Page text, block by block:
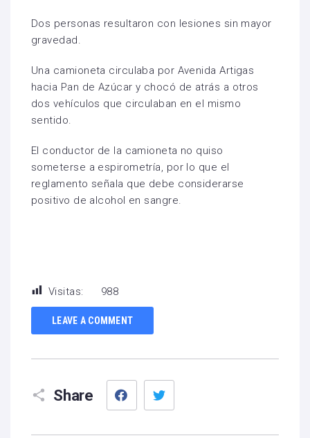
Dos personas resultaron con lesiones sin mayor
gravedad.
Una camioneta circulaba por Avenida Artigas
hacia Pan de Azúcar y chocó de atrás a otros
dos vehículos que circulaban en el mismo
sentido.
El conductor de la camioneta no quiso
someterse a espirometría, por lo que el
reglamento señala que debe considerarse
positivo de alcohol en sangre.
Visitas: 988
LEAVE A COMMENT
Share
Facebook